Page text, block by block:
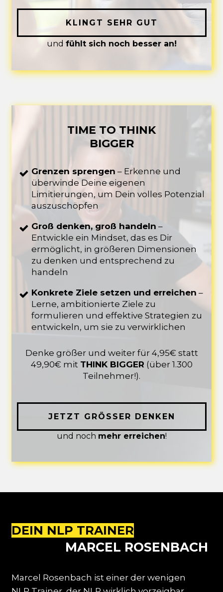
KLINGT SEHR GUT
und fühlt sich noch besser an!
TIME TO THINK
BIGGER
Grenzen sprengen – Erkenne und
überwinde Deine eigenen
Limitierungen, um Dein volles Potenzial
auszuschöpfen
Groß denken, groß handeln –
Entwickle ein Mindset, das es Dir
ermöglicht, in größeren Dimensionen
zu denken und entsprechend zu
handeln
Konkrete Ziele setzen und erreichen –
Lerne, ambitionierte Ziele zu
formulieren und effektive Strategien zu
entwickeln, um sie zu verwirklichen
Denke größer und weiter für 4,95€ statt
49,90€ mit THINK BIGGER (über 1.300
Teilnehmer!).
JETZT GRÖSSER DENKEN
und noch mehr erreichen!
DEIN NLP TRAINER
MARCEL ROSENBACH
Marcel Rosenbach ist einer der wenigen